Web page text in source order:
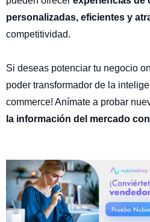
personalizadas, eficientes y
competitividad.
Si deseas potenciar tu negocio
poder transformador de la
commerce! Anímate a probar
la información del mercado